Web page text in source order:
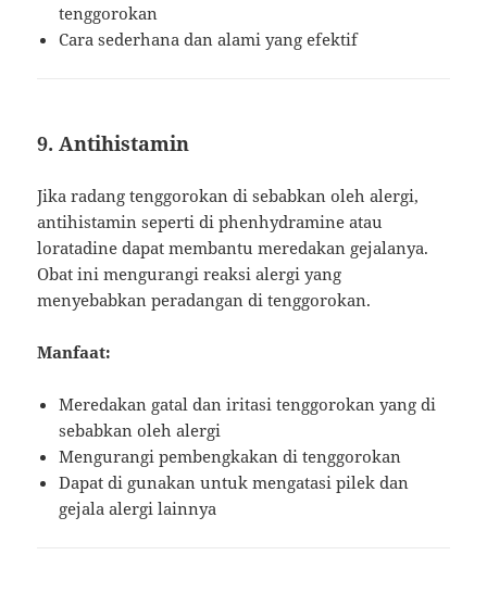
tenggorokan
Cara sederhana dan alami yang efektif
9. Antihistamin
Jika radang tenggorokan di sebabkan oleh alergi,
antihistamin seperti di phenhydramine atau
loratadine dapat membantu meredakan gejalanya.
Obat ini mengurangi reaksi alergi yang
menyebabkan peradangan di tenggorokan.
Manfaat:
Meredakan gatal dan iritasi tenggorokan yang di
sebabkan oleh alergi
Mengurangi pembengkakan di tenggorokan
Dapat di gunakan untuk mengatasi pilek dan
gejala alergi lainnya